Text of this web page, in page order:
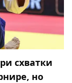
схватки
но